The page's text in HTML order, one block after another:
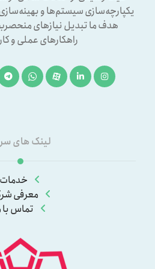
یکپارچه‌سازی سیستم‌ها و بهینه‌سازی
هدف ما تبدیل نیازهای
راهکارهای عملی و
لینک های
خدمات
معرفی
تماس با